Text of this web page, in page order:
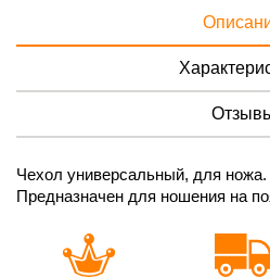
Чехол универсальный, для ножа.
Предназначен для ношения на